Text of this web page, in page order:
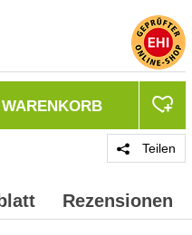
WARENKORB
Teilen
Rezensionen